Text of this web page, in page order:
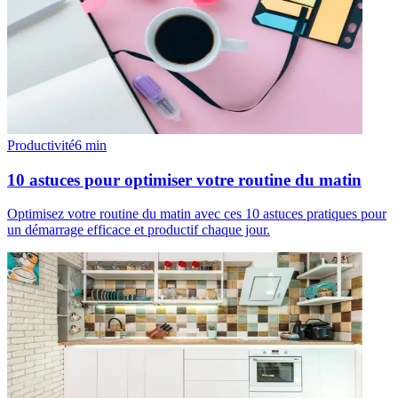
Productivité6 min
10 astuces pour optimiser votre routine du matin
Optimisez votre routine du matin avec ces 10 astuces pratiques pour
un démarrage efficace et productif chaque jour.